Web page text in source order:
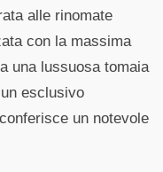
alle rinomate
con la massima
una lussuosa tomaia
esclusivo
un notevole